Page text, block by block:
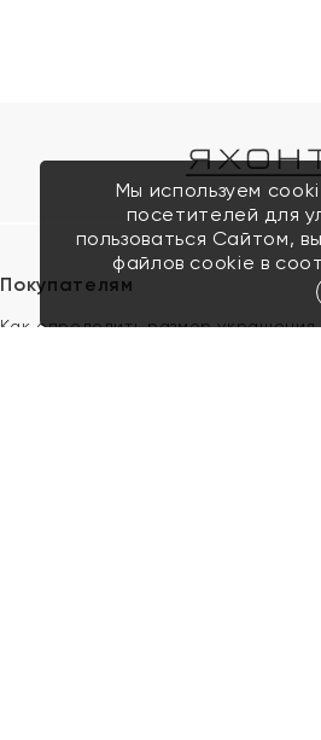
Покупателям
Как определить размер украшения
Мы используем
посетителей для
пользоваться Сайтом,
файлов cookie в